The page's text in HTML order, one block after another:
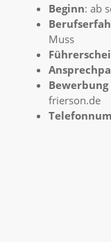
Beginn: ab
Muss
frierson.de